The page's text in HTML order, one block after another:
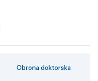
Obrona doktorska